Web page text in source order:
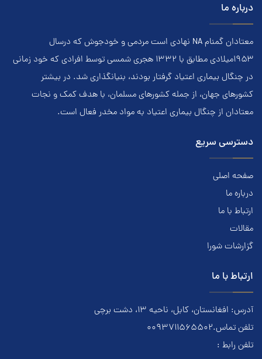
درباره ما
معتادان گمنام NA نهادي است مردمي و خودجوش که درسال
۱۹۵۳ميلادي مطابق با ۱۳۳۲ هجري‌ شمسي توسط افرادي که خود زماني
در چنگال بیماری اعتياد گرفتار بودند، بنيانگذاري شد. در بيشتر
کشور‌هاي جهان، از جمله کشور‌هاي مسلمان، با هدف کمک و نجات
معتادان از چنگال بیماری اعتياد به مواد مخدر فعال است.
دسترسی سریع
صفحه اصلی
درباره ما
ارتباط با ما
مقالات
گزارشات شورا
ارتباط با ما
آدرس: افغانستان، کابل، ناحیه ۱۳، دشت برچی
تلفن تماس.0093711565502
تلفن رابط :